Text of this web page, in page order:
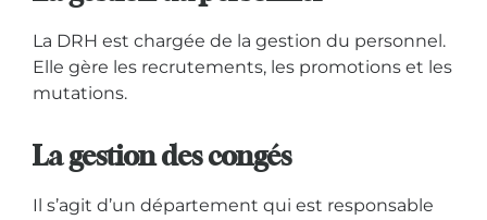
La DRH est chargée de la gestion du personnel.
Elle gère les recrutements, les promotions et les
mutations.
La gestion des congés
Il s’agit d’un département qui est responsable